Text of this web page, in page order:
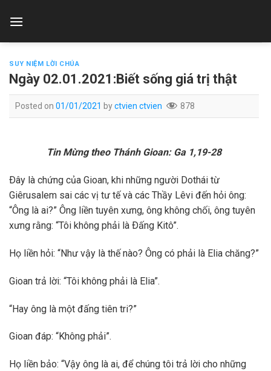
SUY NIỆM LỜI CHÚA
Ngày 02.01.2021:Biết sống giá trị thật
Posted on 01/01/2021 byctvien ctvien 878
Tin Mừng theo Thánh Gioan: Ga 1,19-28
Ðây là chứng của Gioan, khi những người Dothái từ
Giêrusalem sai các vị tư tế và các Thầy Lêvi đến hỏi ông:
“Ông là ai?” Ông liền tuyên xưng, ông không chối, ông tuyên
xưng rằng: “Tôi không phải là Ðấng Kitô”.
Họ liền hỏi: “Như vậy là thế nào? Ông có phải là Elia chăng?”
Gioan trả lời: “Tôi không phải là Elia”.
“Hay ông là một đấng tiên tri?”
Gioan đáp: “Không phải”.
Họ liền bảo: “Vậy ông là ai, để chúng tôi trả lời cho những